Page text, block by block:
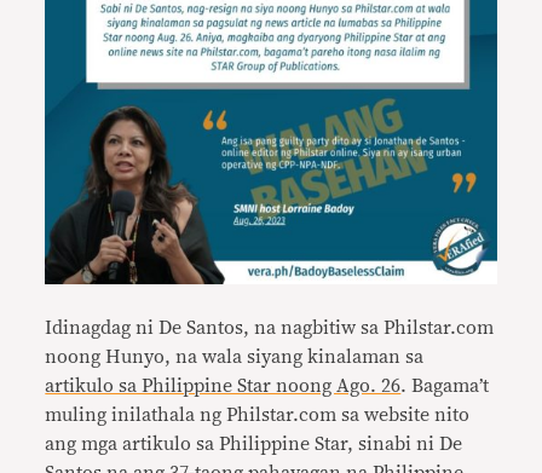
Idinagdag ni De Santos, na nagbitiw sa Philstar.com
noong Hunyo, na wala siyang kinalaman sa
artikulo sa Philippine Star noong Ago. 26. Bagama’t
muling inilathala ng Philstar.com sa website nito
ang mga artikulo sa Philippine Star, sinabi ni De